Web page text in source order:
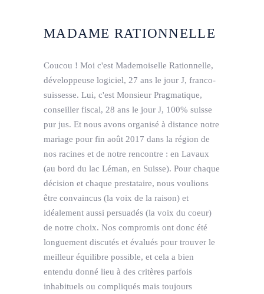
MADAME RATIONNELLE
Coucou ! Moi c'est Mademoiselle Rationnelle,
développeuse logiciel, 27 ans le jour J, franco-
suissesse. Lui, c'est Monsieur Pragmatique,
conseiller fiscal, 28 ans le jour J, 100% suisse
pur jus. Et nous avons organisé à distance notre
mariage pour fin août 2017 dans la région de
nos racines et de notre rencontre : en Lavaux
(au bord du lac Léman, en Suisse). Pour chaque
décision et chaque prestataire, nous voulions
être convaincus (la voix de la raison) et
idéalement aussi persuadés (la voix du coeur)
de notre choix. Nos compromis ont donc été
longuement discutés et évalués pour trouver le
meilleur équilibre possible, et cela a bien
entendu donné lieu à des critères parfois
inhabituels ou compliqués mais toujours